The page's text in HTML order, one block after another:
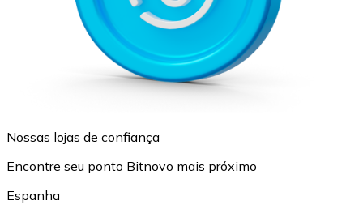
Nossas lojas de confiança
Encontre seu ponto Bitnovo mais próximo
Espanha